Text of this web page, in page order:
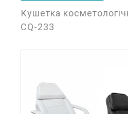
Кушетка
CQ-233